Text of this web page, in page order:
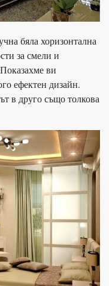
бяла хоризонтална
за смели и
ви
ефектен дизайн.
в друго също толкова